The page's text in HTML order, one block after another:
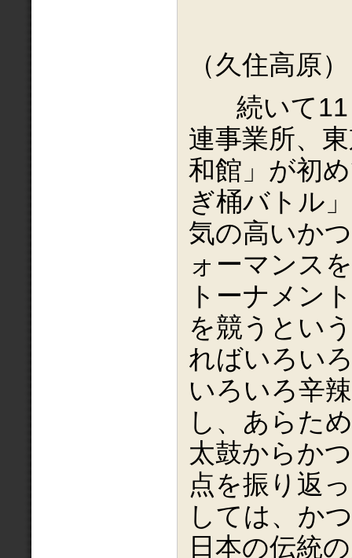
（久住高原）
続いて11
連事業所、
和館」が初
ぎ桶バトル
気の高いか
ォーマンス
トーナメン
を競うとい
ればいろい
いろいろ辛
し、あらた
太鼓からか
点を振り返
しては、か
日本の伝統